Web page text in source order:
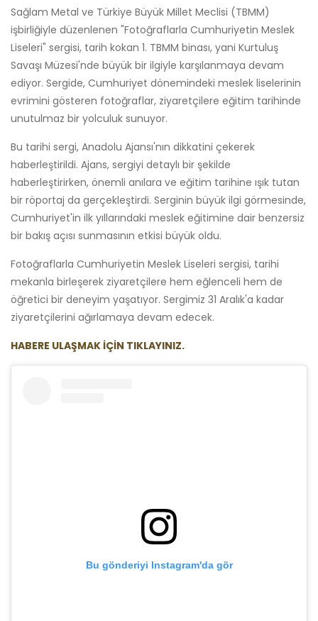
Sağlam Metal ve Türkiye Büyük Millet Meclisi (TBMM)
işbirliğiyle düzenlenen "Fotoğraflarla Cumhuriyetin Meslek
Liseleri" sergisi, tarih kokan 1. TBMM binası, yani Kurtuluş
Savaşı Müzesi'nde büyük bir ilgiyle karşılanmaya devam
ediyor. Sergide, Cumhuriyet dönemindeki meslek liselerinin
evrimini gösteren fotoğraflar, ziyaretçilere eğitim tarihinde
unutulmaz bir yolculuk sunuyor.
Bu tarihi sergi, Anadolu Ajansı'nın dikkatini çekerek
haberleştirildi. Ajans, sergiyi detaylı bir şekilde
haberleştirirken, önemli anılara ve eğitim tarihine ışık tutan
bir röportaj da gerçekleştirdi. Serginin büyük ilgi görmesinde,
Cumhuriyet'in ilk yıllarındaki meslek eğitimine dair benzersiz
bir bakış açısı sunmasının etkisi büyük oldu.
Fotoğraflarla Cumhuriyetin Meslek Liseleri sergisi, tarihi
mekanla birleşerek ziyaretçilere hem eğlenceli hem de
öğretici bir deneyim yaşatıyor. Sergimiz 31 Aralık'a kadar
ziyaretçilerini ağırlamaya devam edecek.
HABERE ULAŞMAK İÇİN TIKLAYINIZ.
Bu gönderiyi Instagram'da gör